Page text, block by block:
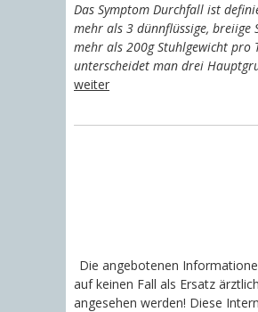
Das Symptom Durchfall ist
mehr als 3 dünnflüssige, breiige
mehr als 200g Stuhlgewicht pro
unterscheidet man drei
weiter
Die angebotenen
auf keinen Fall als Ersatz
angesehen werden! Diese